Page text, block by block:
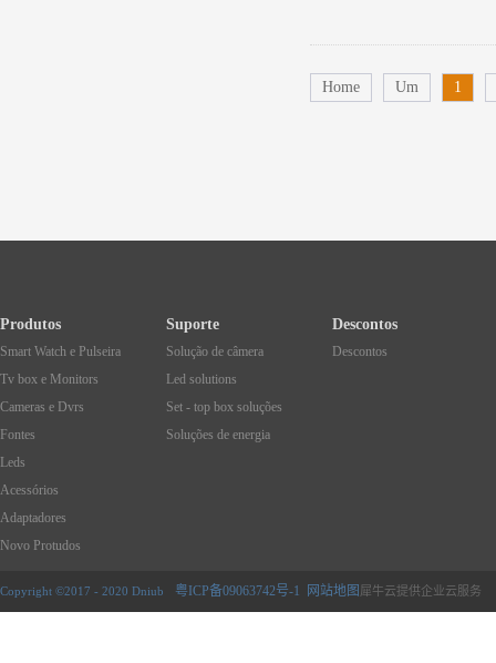
Home Um 1
Produtos
Smart Watch e Pulseira
Tv box e Monitors
Cameras e Dvrs
Fontes
Leds
Acessórios
Adaptadores
Novo Protudos
Suporte
Solução de câmera
Led solutions
Set - top box soluções
Soluções de energia
Descontos
Descontos
Copyright ©2017 - 2020 Dniub 粤ICP备09063742号-1 网站地图 犀牛云提供企业云服务